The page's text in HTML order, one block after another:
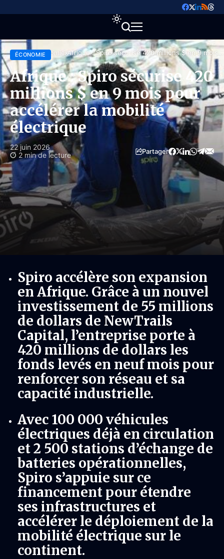
Accueil Économie Afrique : Spiro sécurise 420 millions $ en 9 mois
pour accélérer la mobilité électrique
ÉCONOMIE
Afrique : Spiro sécurise 420
millions $ en 9 mois pour
accélérer la mobilité
électrique
22 juin 2026
2 min de lecture
Partager
Spiro accélère son expansion
en Afrique. Grâce à un nouvel
investissement de 55 millions
de dollars de NewTrails
Capital, l’entreprise porte à
420 millions de dollars les
fonds levés en neuf mois pour
renforcer son réseau et sa
capacité industrielle.
Avec 100 000 véhicules
électriques déjà en circulation
et 2 500 stations d’échange de
batteries opérationnelles,
Spiro s’appuie sur ce
financement pour étendre
ses infrastructures et
accélérer le déploiement de la
mobilité électrique sur le
continent.